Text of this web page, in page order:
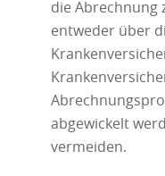
die Abrechnung
entweder über
abgewickelt
vermeiden.